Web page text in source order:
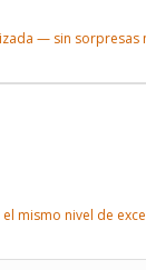
— sin sorpresas
mismo nivel de